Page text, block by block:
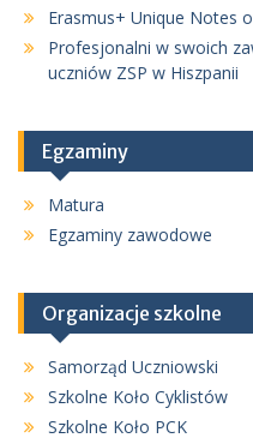
Erasmus+ Unique Notes
Profesjonalni w swoich
uczniów ZSP w Hiszpanii
Egzaminy
Matura
Egzaminy zawodowe
Organizacje szkolne
Samorząd Uczniowski
Szkolne Koło Cyklistów
Szkolne Koło PCK